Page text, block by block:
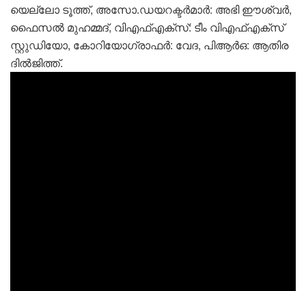
യെല്ലോ ടൂത്ത്, അസോ.ഡയറക്ടര്‍മാര്‍: അഭി ഈശ്വര്‍,
ഫൈസല്‍ മുഹമ്മദ്, വിഎഫ്എക്‌സ്: ടീം വിഎഫ്എക്‌സ്
സ്റ്റുഡിയോ, കോറിയോഗ്രാഫര്‍: വേദ, പിആര്‍ഒ: ആതിര
ദില്‍ജിത്ത്.